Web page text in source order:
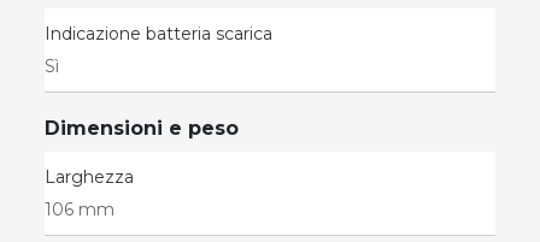
Indicazione batteria scarica
Sì
Dimensioni e peso
Larghezza
106 mm